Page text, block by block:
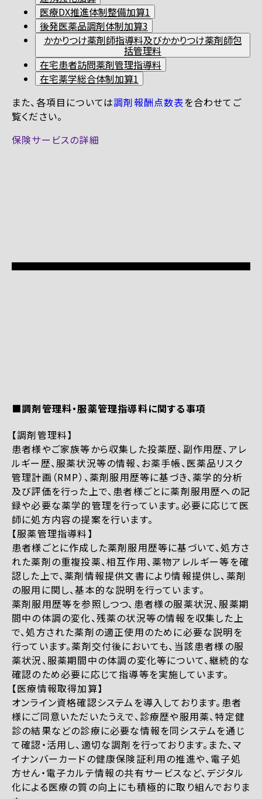
医療DX推進体制整備加算1
後発医薬品調剤体制加算3
かかりつけ薬剤師指導料及びかかりつけ薬剤師包
括管理料
在宅患者訪問薬剤管理指導料
在宅薬学総合体制加算1
また、各項目については調剤報酬点数表を合わせてご
覧ください。
保険サービスの詳細
■調剤管理料・服薬管理指導料に関する事項
【調剤管理料】
患者様やご家族等から収集した投薬歴、副作用歴、アレ
ルギー歴、服薬状況等の情報、お薬手帳、医薬品リスク
管理計画（RMP）、薬剤服用歴等に基づき、薬学的分析
及び評価を行った上で、患者様ごとに薬剤服用歴への記
録や必要な薬学的管理を行っています。必要に応じて医
師に処方内容の提案を行います。
【服薬管理指導料】
患者様ごとに作成した薬剤服用歴等に基づいて、処方さ
れた薬剤の重複投薬、相互作用、薬物アレルギー等を確
認した上で、薬剤情報提供文書により情報提供し、薬剤
の服用に関し、基本的な説明を行っています。
薬剤服用歴等を参照しつつ、患者様の服薬状況、服薬期
間中の体調の変化、残薬の状況等の情報を収集した上
で、処方された薬剤の適正使用のために必要な説明を
行っています。薬剤交付後においても、当該患者様の服
薬状況、服薬期間中の体調の変化等について、継続的な
確認のため必要に応じて指導等を実施しています。
【医療情報取得加算】
オンライン資格確認システムを導入しております。患者
様にご同意いただいたうえで、診療歴や服用薬、特定健
診の結果などの診療に必要な情報を同システムを通じ
て確認・活用し、適切な調剤を行っております。また、マ
イナンバーカードの健康保険証利用の推進や、電子処
方せん・電子カルテ情報の共有サービスなど、デジタル
化による医療の質の向上にも積極的に取り組んでおりま